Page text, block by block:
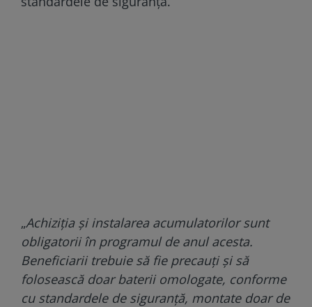
„Achiziția și instalarea acumulatorilor sunt
obligatorii în programul de anul acesta.
Beneficiarii trebuie să fie precauți și să
folosească doar baterii omologate, conforme
cu standardele de siguranță, montate doar de